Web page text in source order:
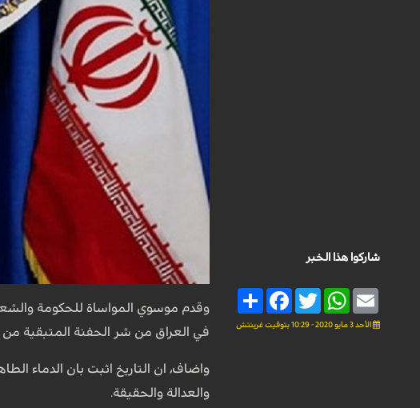
شاركوا هذا الخبر
Share
FacebookTwitter
WhatsAppEmail
الأحد 3 مايو 2020 - 10:29 بتوقيت غرينتش
وقدم موسوي المواساة للحكومة
في العراق من شر الحفنة المتبقية
واضاف، ان التاريخ اثبت بان الدماء
والعدالة والحقيقة.